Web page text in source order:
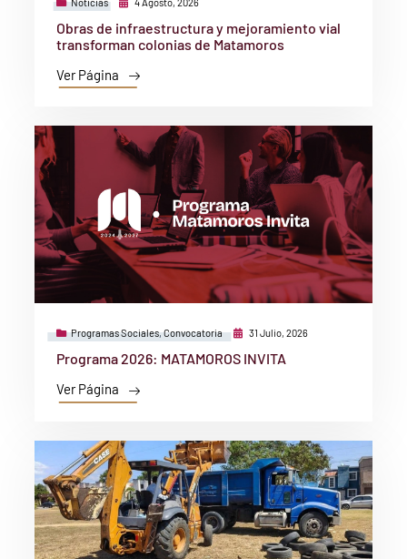
Obras de infraestructura y mejoramiento vial
transforman colonias de Matamoros
Ver Página
Programas Sociales,Convocatoria 31 Julio, 2026
Programa 2026: MATAMOROS INVITA
Ver Página